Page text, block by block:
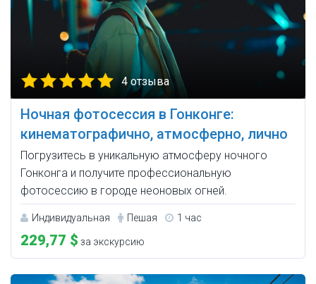
4 отзыва
Ночная фотосессия в Гонконге:
кинематографично, атмосферно, лично
Погрузитесь в уникальную атмосферу ночного
Гонконга и получите профессиональную
фотосессию в городе неоновых огней.
Индивидуальная Пешая 1 час
229,77 $ за экскурсию